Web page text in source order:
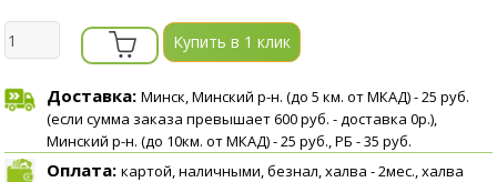
Купить в 1 клик
Доставка: Минск, Минский р-н. (до 5 км. от МКАД) - 25 руб.
(если сумма заказа превышает 600 руб. - доставка 0р.),
Минский р-н. (до 10км. от МКАД) - 25 руб., РБ - 35 руб.
Оплата: картой, наличными, безнал, халва - 2мес., халва